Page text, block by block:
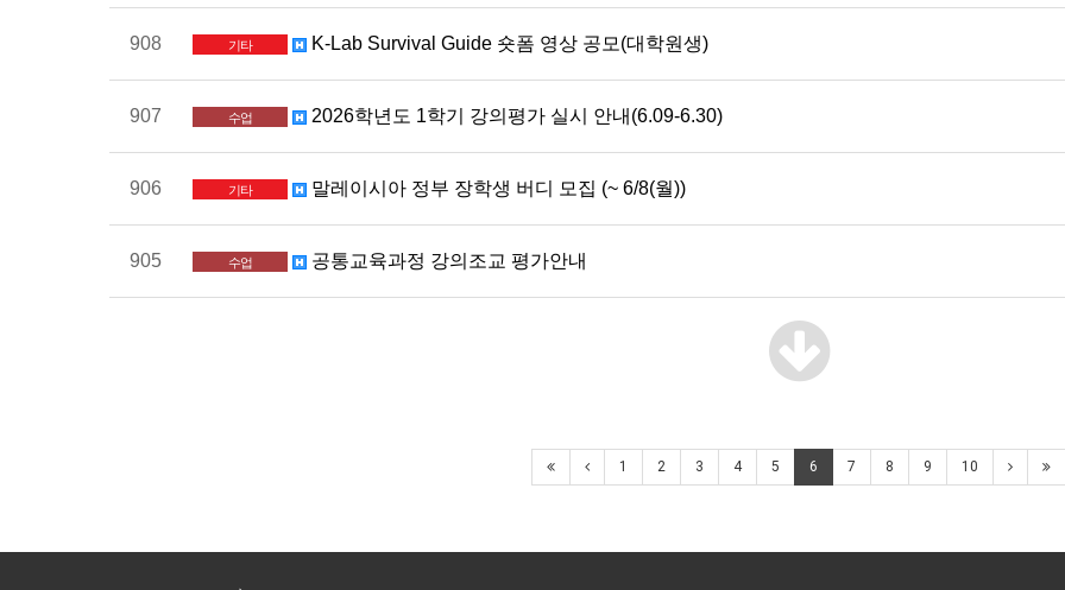
908 기타 K-Lab Survival Guide 숏폼 영상 공모(대학원생)
907 수업 2026학년도 1학기 강의평가 실시 안내(6.09-6.30)
906 기타 말레이시아 정부 장학생 버디 모집 (~ 6/8(월))
905 수업 공통교육과정 강의조교 평가안내
1 2 3 4 5 6 7 8 9 10